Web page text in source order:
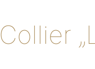
Collier